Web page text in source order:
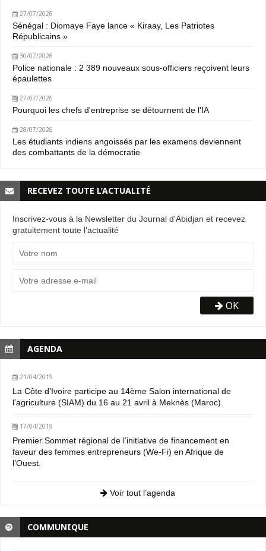
27/07/2026
Sénégal : Diomaye Faye lance « Kiraay, Les Patriotes
Républicains »
30/07/2026
Police nationale : 2 389 nouveaux sous-officiers reçoivent leurs
épaulettes
27/07/2026
Pourquoi les chefs d'entreprise se détournent de l'IA
28/07/2026
Les étudiants indiens angoissés par les examens deviennent
des combattants de la démocratie
RECEVEZ TOUTE L’ACTUALITÉ
Inscrivez-vous à la Newsletter du Journal d'Abidjan et recevez
gratuitement toute l’actualité
OK
AGENDA
21/04/2019
La Côte d’Ivoire participe au 14ème Salon international de
l’agriculture (SIAM) du 16 au 21 avril à Meknès (Maroc).
17/04/2019
Premier Sommet régional de l’initiative de financement en
faveur des femmes entrepreneurs (We-Fi) en Afrique de
l’Ouest.
Voir tout l’agenda
COMMUNIQUE